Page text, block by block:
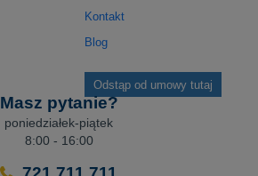
Kontakt
Blog
Odstąp od umowy tutaj
Masz pytanie?
poniedziałek-piątek
8:00 - 16:00